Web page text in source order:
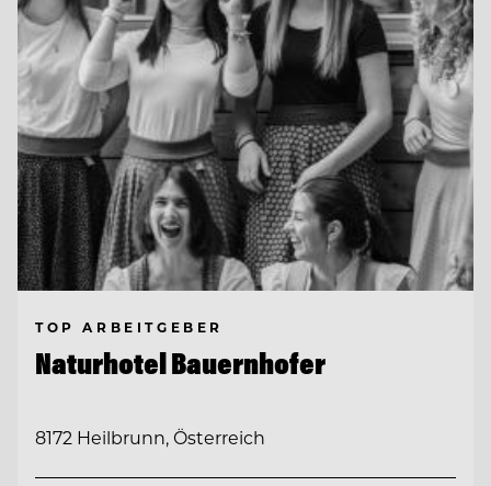
TOP ARBEITGEBER
Naturhotel Bauernhofer
8172 Heilbrunn, Österreich